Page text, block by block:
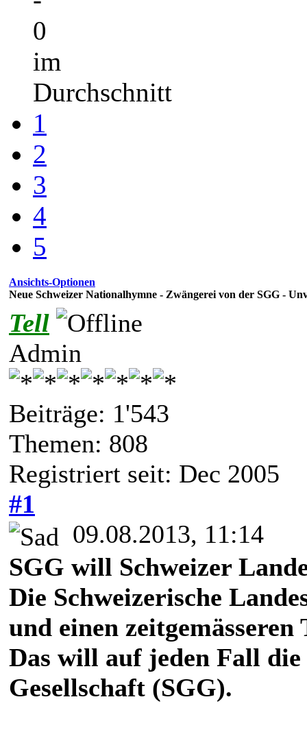
0
im
Durchschnitt
1
2
3
4
5
Ansichts-Optionen
Neue Schweizer Nationalhymne - Zwängerei von der SGG -
Tell
Admin
Beiträge: 1'543
Themen: 808
Registriert seit: Dec 2005
#1
09.08.2013, 11:14
SGG will Schweizer
Die Schweizerische
und einen
Das will auf jeden Fall die
Gesellschaft (SGG).